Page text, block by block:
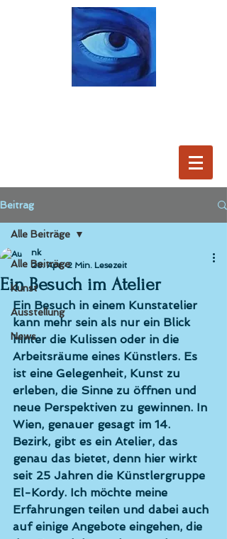
Beitrag
Alle Beiträge
Kunst
Ausstellung
News
Alle Beiträge
Ein Besuch im Atelier
nk
28. Apr. 2 Min. Lesezeit
Ein Besuch in einem Kunstatelier
kann mehr sein als nur ein Blick
hinter die Kulissen oder in die
Arbeitsräume eines Künstlers. Es
ist eine Gelegenheit, Kunst zu
erleben, die Sinne zu öffnen und
neue Perspektiven zu gewinnen. In
Wien, genauer gesagt im 14.
Bezirk, gibt es ein Atelier, das
genau das bietet, denn hier wirkt
seit 25 Jahren die Künstlergruppe
El-Kordy. Ich möchte meine
Erfahrungen teilen und dabei auch
auf einige Angebote eingehen, die